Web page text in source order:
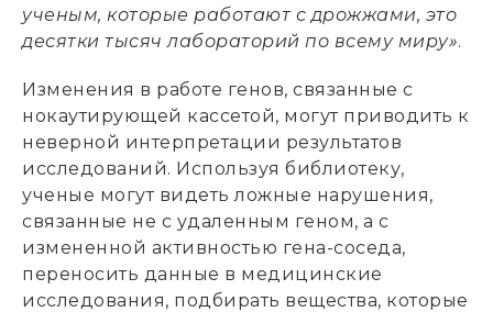
ученым, которые работают с дрожжами, это
десятки тысяч лабораторий по всему миру».
Изменения в работе генов, связанные с
нокаутирующей кассетой, могут приводить к
неверной интерпретации результатов
исследований. Используя библиотеку,
ученые могут видеть ложные нарушения,
связанные не с удаленным геном, а с
измененной активностью гена-соседа,
переносить данные в медицинские
исследования, подбирать вещества, которые